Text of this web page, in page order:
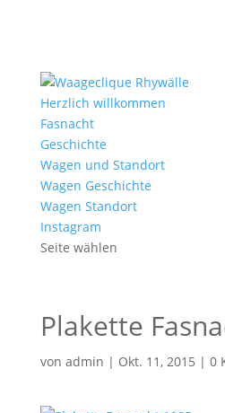
Herzlich willkommen
Fasnacht
Geschichte
Wagen und Standort
Wagen Geschichte
Wagen Standort
Instagram
Seite wählen
Plakette
von admin | Okt. 11, 2015 | 0